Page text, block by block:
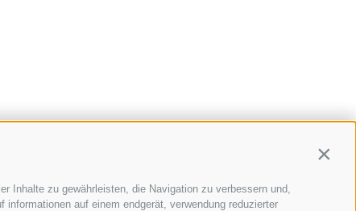
Inhalte zu gewährleisten, die Navigation zu verbessern und,
auf einem endgerät, verwendung reduzierter